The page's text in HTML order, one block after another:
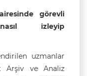
görevli
izleyip
uzmanlar
Arşiv ve Analiz